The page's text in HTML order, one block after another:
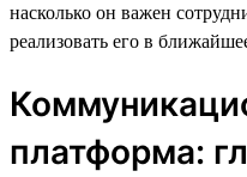
насколько он важен
реализовать его в
платформа: